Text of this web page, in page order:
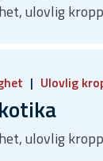
ulovlig
Ulovlig
ulovlig